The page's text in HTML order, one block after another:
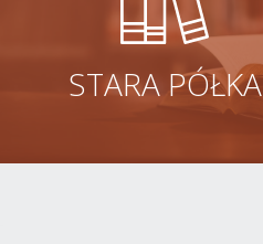
STARA PÓŁKA